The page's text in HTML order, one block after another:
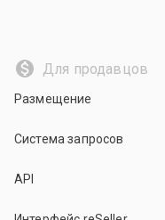
Для продавцов
Размещение
Система запросов
API